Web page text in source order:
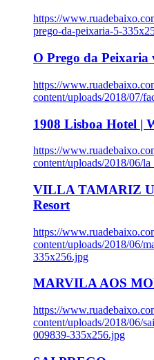
https://
prego-da-peixaria-5-
O Prego da
https://
content/uploads/2018/07/
1908 Lisboa Hotel |
https://
content/uploads/2018/06/
VILLA TAMARIZ
Resort
https://
content/uploads/2018/06/
335x256.jpg
MARVILA AOS
https://
content/uploads/2018/06/
009839-335x256.jpg